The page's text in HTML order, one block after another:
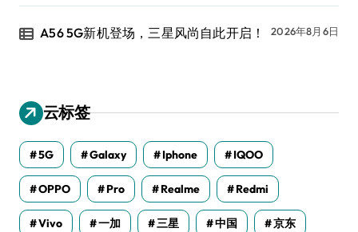
A56 5G新机登场，三星风尚自此开启！ 2026年8月6日
云标签
5G Galaxy Iphone IQOO
OPPO Pro Realme Redmi
Vivo 一加 三星 中国 京东